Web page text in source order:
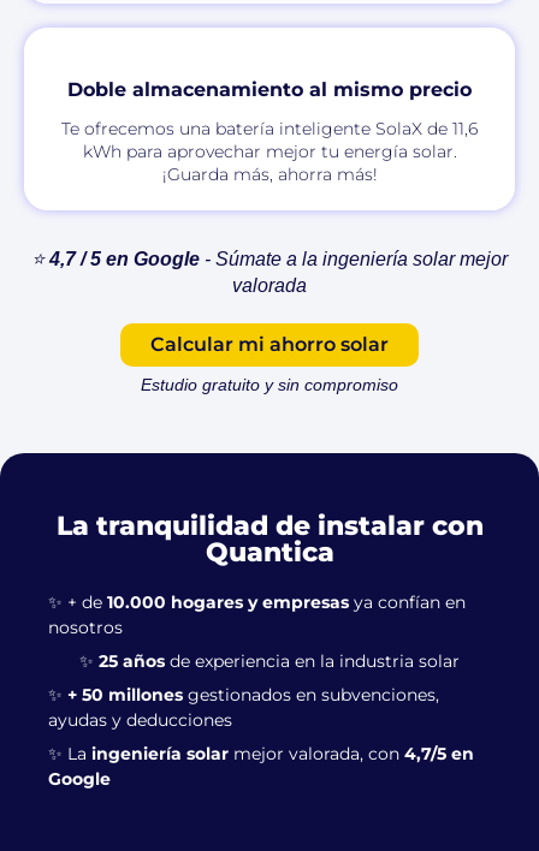
Doble almacenamiento al mismo precio
Te ofrecemos una batería inteligente SolaX de 11,6
kWh para aprovechar mejor tu energía solar.
¡Guarda más, ahorra más!
⭐4,7 / 5 en Google - Súmate a la ingeniería solar mejor
valorada
Calcular mi ahorro solar
Estudio gratuito y sin compromiso
La tranquilidad de instalar con
Quantica
✨ + de 10.000 hogares y empresas ya confían en
nosotros
✨ 25 años de experiencia en la industria solar
✨ + 50 millones gestionados en subvenciones,
ayudas y deducciones
✨ La ingeniería solar mejor valorada, con 4,7/5 en
Google